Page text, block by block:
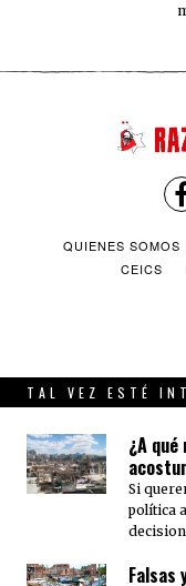
QUIENES SOMOS
CEICS
TAL VEZ ESTÉ
¿A qué
Si
política
Falsas